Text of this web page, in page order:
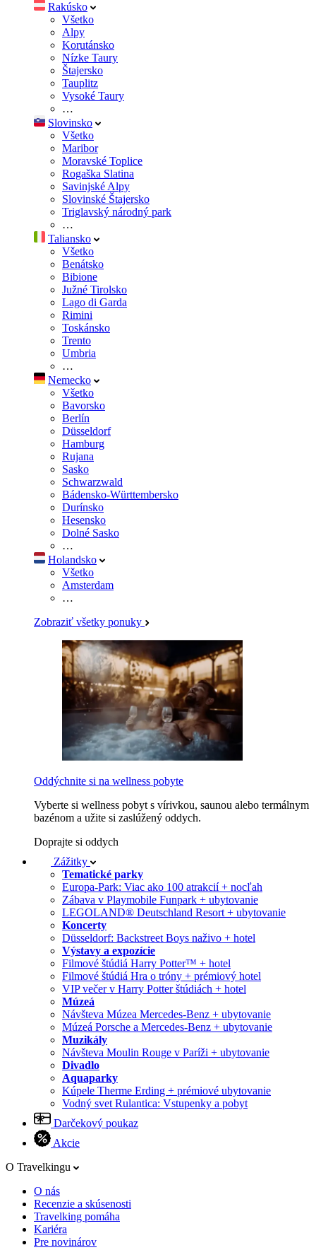
Rakúsko
Všetko
Alpy
Korutánsko
Nízke Taury
Štajersko
Tauplitz
Vysoké Taury
…
Slovinsko
Všetko
Maribor
Moravské Toplice
Rogaška Slatina
Savinjské Alpy
Slovinské Štajersko
Triglavský národný park
…
Taliansko
Všetko
Benátsko
Bibione
Južné Tirolsko
Lago di Garda
Rimini
Toskánsko
Trento
Umbria
…
Nemecko
Všetko
Bavorsko
Berlín
Düsseldorf
Hamburg
Rujana
Sasko
Schwarzwald
Bádensko-Württembersko
Durínsko
Hesensko
Dolné Sasko
…
Holandsko
Všetko
Amsterdam
…
Zobraziť všetky ponuky
Oddýchnite si na wellness pobyte
Vyberte si wellness pobyt s vírivkou, saunou alebo termálnym
bazénom a užite si zaslúžený oddych.
Doprajte si oddych
Zážitky
Tematické parky
Europa-Park: Viac ako 100 atrakcií + nocľah
Zábava v Playmobile Funpark + ubytovanie
LEGOLAND® Deutschland Resort + ubytovanie
Koncerty
Düsseldorf: Backstreet Boys naživo + hotel
Výstavy a expozície
Filmové štúdiá Harry Potter™ + hotel
Filmové štúdiá Hra o tróny + prémiový hotel
VIP večer v Harry Potter štúdiách + hotel
Múzeá
Návšteva Múzea Mercedes-Benz + ubytovanie
Múzeá Porsche a Mercedes-Benz + ubytovanie
Muzikály
Návšteva Moulin Rouge v Paríži + ubytovanie
Divadlo
Aquaparky
Kúpele Therme Erding + prémiové ubytovanie
Vodný svet Rulantica: Vstupenky a pobyt
Darčekový poukaz
Akcie
O Travelkingu
O nás
Recenzie a skúsenosti
Travelking pomáha
Kariéra
Pre novinárov